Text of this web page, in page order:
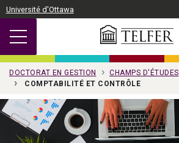
Passer au contenu principal
Université d'Ottawa
DOCTORAT EN GESTION
CHAMPS D'ÉTUDES
COMPTABILITÉ ET CONTRÔLE